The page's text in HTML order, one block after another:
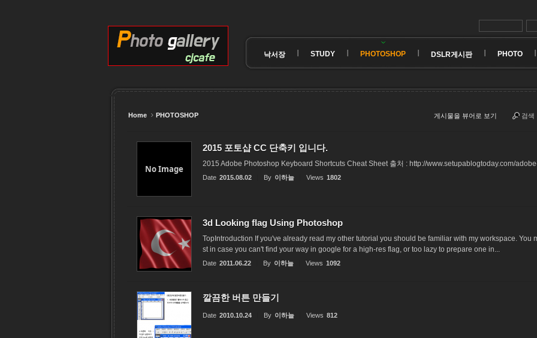
낙서장 STUDY PHOTOSHOP DSLR게시판 PHOTO
Home PHOTOSHOP 게시물을 뷰어로 보기 검색
No Image
2015 포토샵 CC 단축키 입니다.
2015 Adobe Photoshop Keyboard Shortcuts Cheat Sheet 출처 : http://www.setupablogtoday.com/
Date 2015.08.02 By 이하늘 Views 1802
3d Looking flag Using Photoshop
TopIntroduction If you've already read my other tutorial you should be familiar with my workspace. You
st in case you can't find your way in google for a high-res flag, or too lazy to prepare one in...
Date 2011.06.22 By 이하늘 Views 1092
깔끔한 버튼 만들기
Date 2010.10.24 By 이하늘 Views 812
Sketchbook5, 스케치북5
Sketchbook5, 스케치북5
Sketchbook5, 스케치북5
Sketchbook5, 스케치북5